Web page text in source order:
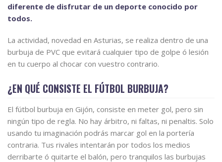
diferente de disfrutar de un deporte conocido por
todos.
La actividad, novedad en Asturias, se realiza dentro de una
burbuja de PVC que evitará cualquier tipo de golpe ó lesión
en tu cuerpo al chocar con vuestro contrario.
¿EN QUÉ CONSISTE EL FÚTBOL BURBUJA?
El fútbol burbuja en Gijón, consiste en meter gol, pero sin
ningún tipo de regla. No hay árbitro, ni faltas, ni penaltis. Solo
usando tu imaginación podrás marcar gol en la portería
contraria. Tus rivales intentarán por todos los medios
derribarte ó quitarte el balón, pero tranquilos las burbujas